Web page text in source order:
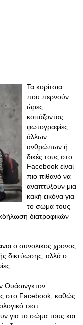
Τα κορίτσια
που περνούν
ώρες
κοιτάζοντας
φωτογραφίες
άλλων
ανθρώπων ή
δικές τους στο
Facebook είναι
πιο πιθανό να
αναπτύξουν μια
κακή εικόνα για
το σώμα τους
διατροφικών
ο συνολικός χρόνος
δικτύωσης, αλλά ο
Ουάσινγκτον
στο Facebook, καθώς
τεστ
για το σώμα τους και